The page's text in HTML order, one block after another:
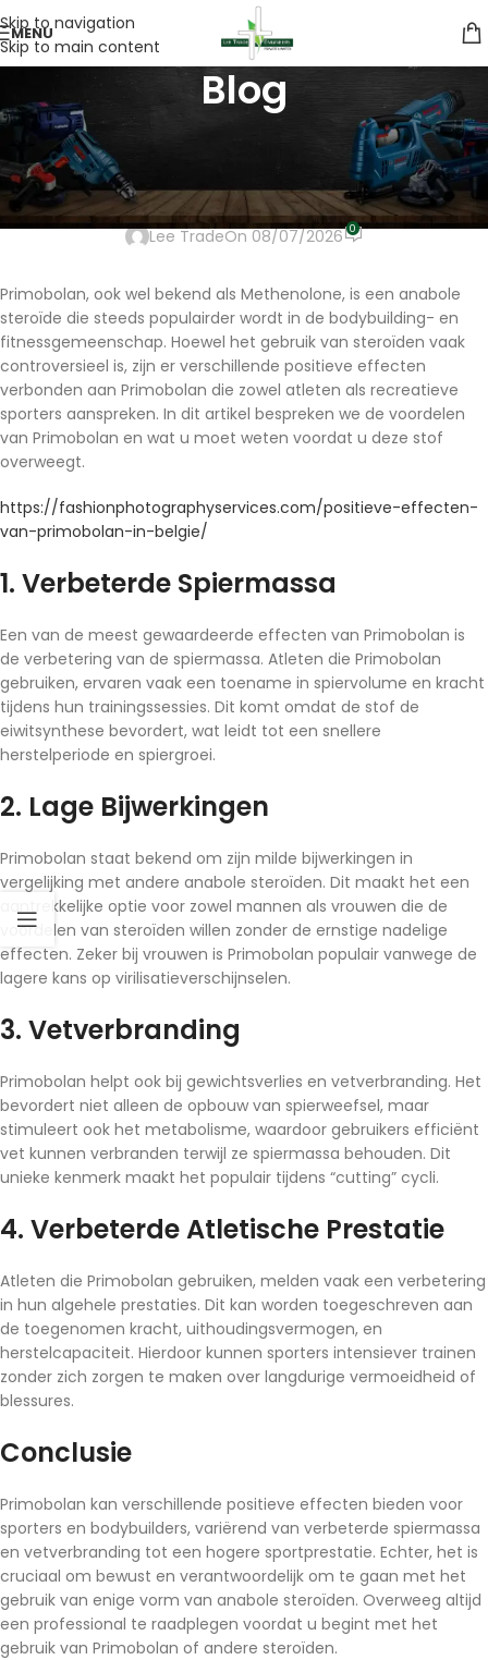
Skip to navigation
Skip to main content
MENU
Blog
Positieve Effecten van
Primobolan in België
Lee TradeOn 08/07/2026 0
Primobolan, ook wel bekend als Methenolone, is een anabole
steroïde die steeds populairder wordt in de bodybuilding- en
fitnessgemeenschap. Hoewel het gebruik van steroïden vaak
controversieel is, zijn er verschillende positieve effecten
verbonden aan Primobolan die zowel atleten als recreatieve
sporters aanspreken. In dit artikel bespreken we de voordelen
van Primobolan en wat u moet weten voordat u deze stof
overweegt.
https://fashionphotographyservices.com/positieve-effecten-
van-primobolan-in-belgie/
1. Verbeterde Spiermassa
Een van de meest gewaardeerde effecten van Primobolan is
de verbetering van de spiermassa. Atleten die Primobolan
gebruiken, ervaren vaak een toename in spiervolume en kracht
tijdens hun trainingssessies. Dit komt omdat de stof de
eiwitsynthese bevordert, wat leidt tot een snellere
herstelperiode en spiergroei.
2. Lage Bijwerkingen
Primobolan staat bekend om zijn milde bijwerkingen in
vergelijking met andere anabole steroïden. Dit maakt het een
aantrekkelijke optie voor zowel mannen als vrouwen die de
voordelen van steroïden willen zonder de ernstige nadelige
effecten. Zeker bij vrouwen is Primobolan populair vanwege de
lagere kans op virilisatieverschijnselen.
3. Vetverbranding
Primobolan helpt ook bij gewichtsverlies en vetverbranding. Het
bevordert niet alleen de opbouw van spierweefsel, maar
stimuleert ook het metabolisme, waardoor gebruikers efficiënt
vet kunnen verbranden terwijl ze spiermassa behouden. Dit
unieke kenmerk maakt het populair tijdens “cutting” cycli.
4. Verbeterde Atletische Prestatie
Atleten die Primobolan gebruiken, melden vaak een verbetering
in hun algehele prestaties. Dit kan worden toegeschreven aan
de toegenomen kracht, uithoudingsvermogen, en
herstelcapaciteit. Hierdoor kunnen sporters intensiever trainen
zonder zich zorgen te maken over langdurige vermoeidheid of
blessures.
Conclusie
Primobolan kan verschillende positieve effecten bieden voor
sporters en bodybuilders, variërend van verbeterde spiermassa
en vetverbranding tot een hogere sportprestatie. Echter, het is
cruciaal om bewust en verantwoordelijk om te gaan met het
gebruik van enige vorm van anabole steroïden. Overweeg altijd
een professional te raadplegen voordat u begint met het
gebruik van Primobolan of andere steroïden.